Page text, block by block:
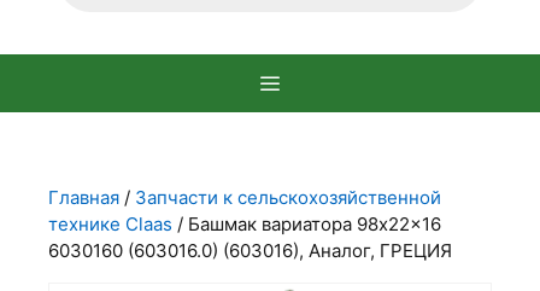
Главная / Запчасти к сельскохозяйственной
технике Claas / Башмак вариатора 98x22x16
6030160 (603016.0) (603016), Аналог, ГРЕЦИЯ